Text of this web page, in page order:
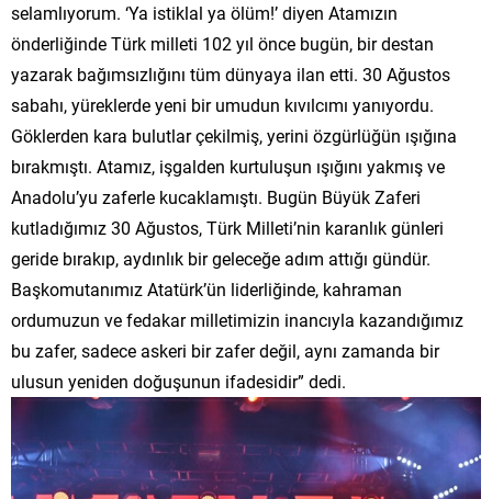
selamlıyorum. ‘Ya istiklal ya ölüm!’ diyen Atamızın
önderliğinde Türk milleti 102 yıl önce bugün, bir destan
yazarak bağımsızlığını tüm dünyaya ilan etti. 30 Ağustos
sabahı, yüreklerde yeni bir umudun kıvılcımı yanıyordu.
Göklerden kara bulutlar çekilmiş, yerini özgürlüğün ışığına
bırakmıştı. Atamız, işgalden kurtuluşun ışığını yakmış ve
Anadolu’yu zaferle kucaklamıştı. Bugün Büyük Zaferi
kutladığımız 30 Ağustos, Türk Milleti’nin karanlık günleri
geride bırakıp, aydınlık bir geleceğe adım attığı gündür.
Başkomutanımız Atatürk’ün liderliğinde, kahraman
ordumuzun ve fedakar milletimizin inancıyla kazandığımız
bu zafer, sadece askeri bir zafer değil, aynı zamanda bir
ulusun yeniden doğuşunun ifadesidir” dedi.